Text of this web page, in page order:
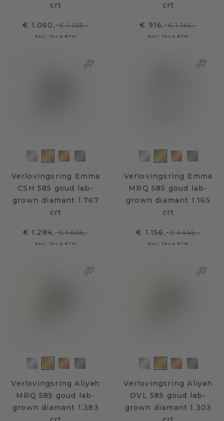
crt
€ 1.060,-€ 1.325,-
Excl. Tax & BTW
crt
€ 916,-€ 1.145,-
Excl. Tax & BTW
Verlovingsring Emma
CSH 585 goud lab-
grown diamant 1.767
crt
€ 1.284,-€ 1.605,-
Excl. Tax & BTW
Verlovingsring Emma
MRQ 585 goud lab-
grown diamant 1.165
crt
€ 1.156,-€ 1.445,-
Excl. Tax & BTW
Verlovingsring Aliyah
MRQ 585 goud lab-
grown diamant 1.383
Verlovingsring Aliyah
OVL 585 goud lab-
grown diamant 1.303